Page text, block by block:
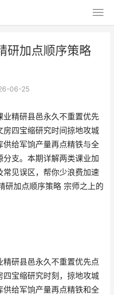
研加点顺序策略
06-25
精研县邑永久不重置优先
房四宝缩研究时间掠地攻城
给军饷产量再点精铁与全
支。本期详解两类课业加
见误区，帮你少浪费加速
研加点顺序策略 宗师之上的
精研县邑永久不重置优先点
宝缩研究时刻，掠地攻城
给军饷产量再点精铁和全